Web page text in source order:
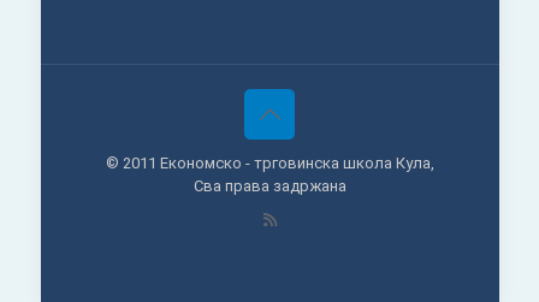
© 2011 Економско - трговинска школа Кула,
Сва права задржана